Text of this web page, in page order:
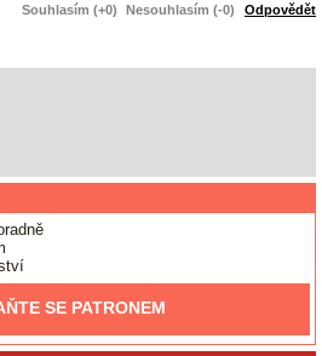
Souhlasím (+0) Nesouhlasím (-0) Odpovědět
SE PATRONEM